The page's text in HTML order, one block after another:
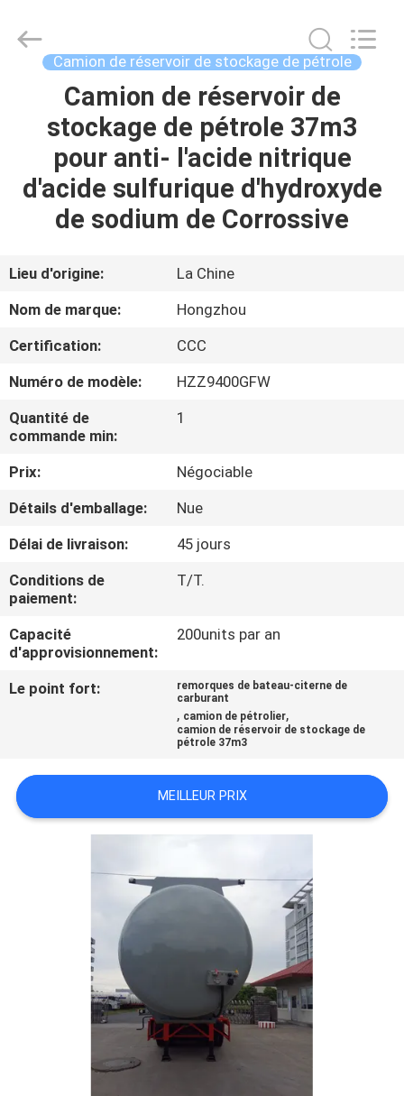
MAISON
PRODUITS
DE
NOUS
VISITE
D'USINE
CONTRÔLE
DE
QUALITÉ
CONTACTEZ-
NOUS
NOUVELLES
CITATION
POLITIQUE
CONFIDENTIALITÉ
SPECIAL
PURPOSE
Camion de réservoir de stockage de pétrole
Camion de réservoir de
stockage de pétrole 37m3
pour anti- l'acide nitrique
d'acide sulfurique d'hydroxyde
de sodium de Corrossive
Lieu d'origine:
La Chine
Nom de marque:
Hongzhou
Certification:
CCC
Numéro de modèle:
HZZ9400GFW
Quantité de
commande min:
1
Prix:
Négociable
Détails d'emballage:
Nue
Délai de livraison:
45 jours
Conditions de
paiement:
T/T.
Capacité
d'approvisionnement:
200units par an
Le point fort:
remorques de bateau-citerne de
carburant
, camion de pétrolier,
camion de réservoir de stockage de
pétrole 37m3
MEILLEUR PRIX